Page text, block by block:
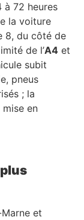
à 72 heures
la voiture
8, du côté de
de l’A4 et
subit
pneus
; la
mise en
et